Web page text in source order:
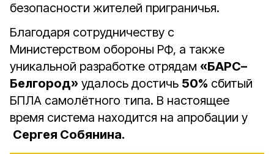
безопасности жителей приграничья.
Благодаря сотрудничеству с
Министерством обороны РФ, а также
уникальной разработке отрядам «БАРС–
Белгород» удалось достичь 50% сбитый
БПЛА самолётного типа. В настоящее
время система находится на апробации у
Сергея Собянина.